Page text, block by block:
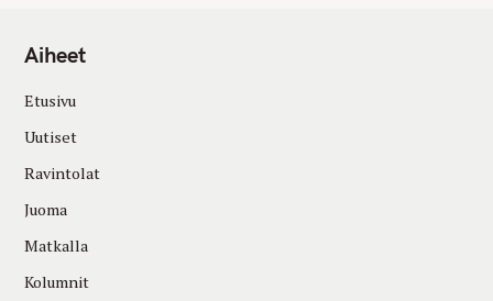
Aiheet
Etusivu
Uutiset
Ravintolat
Juoma
Matkalla
Kolumnit